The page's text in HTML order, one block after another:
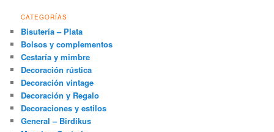
CATEGORÍAS
Bisutería – Plata
Bolsos y complementos
Cestaría y mimbre
Decoración rústica
Decoración vintage
Decoración y Regalo
Decoraciones y estilos
General – Birdikus